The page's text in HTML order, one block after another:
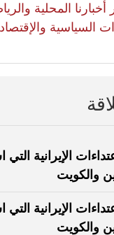
أخبارنا المحلية
الإيرانية
والكويت
الإيرانية
والكويت